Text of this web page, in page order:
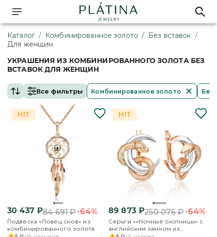
Каталог / Комбинированное золото / Без вставок /
Для женщин
УКРАШЕНИЯ ИЗ КОМБИНИРОВАННОГО ЗОЛОТА БЕЗ
ВСТАВОК ДЛЯ ЖЕНЩИН
Все фильтры Комбинированное золото Без
30 437₽84 691₽-64%
Подвеска «Ловец снов» из
комбинированного золота
89 873₽250 076₽-64%
Серьги ««Ночные охотницы» с
английским замком из